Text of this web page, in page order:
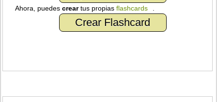
Ahora, puedescreartus propiasflashcards
Crear Flashcard